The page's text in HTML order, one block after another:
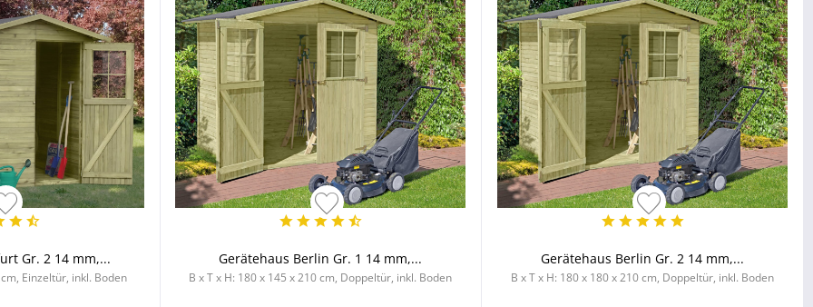
Gr. 2 14 mm,...
Einzeltür, inkl. Boden
Gerätehaus Berlin Gr. 1 14 mm,...
B x T x H: 180 x 145 x 210 cm, Doppeltür, inkl. Boden
Gerätehaus Berlin Gr. 2 14 mm,...
B x T x H: 180 x 180 x 210 cm, Doppeltür, inkl. Boden